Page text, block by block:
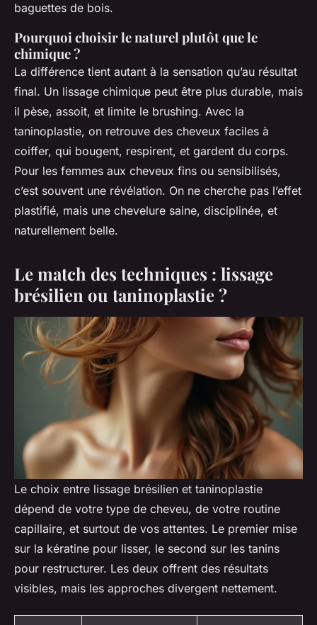
baguettes de bois.
Pourquoi choisir le naturel plutôt que le
chimique ?
La différence tient autant à la sensation qu’au résultat
final. Un lissage chimique peut être plus durable, mais
il pèse, assoit, et limite le brushing. Avec la
taninoplastie, on retrouve des cheveux faciles à
coiffer, qui bougent, respirent, et gardent du corps.
Pour les femmes aux cheveux fins ou sensibilisés,
c’est souvent une révélation. On ne cherche pas l’effet
plastifié, mais une chevelure saine, disciplinée, et
naturellement belle.
Le match des techniques : lissage
brésilien ou taninoplastie ?
Le choix entre lissage brésilien et taninoplastie
dépend de votre type de cheveu, de votre routine
capillaire, et surtout de vos attentes. Le premier mise
sur la kératine pour lisser, le second sur les tanins
pour restructurer. Les deux offrent des résultats
visibles, mais les approches divergent nettement.